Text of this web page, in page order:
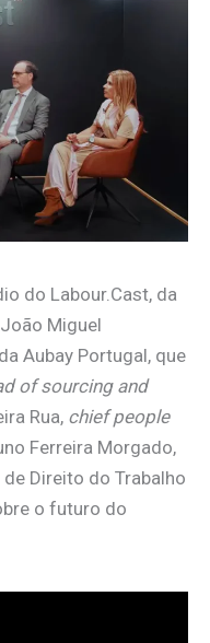
do Labour.Cast, da
Miguel
Aubay Portugal, que
of sourcing and
Rua, chief people
Ferreira Morgado,
Direito do Trabalho
o futuro do